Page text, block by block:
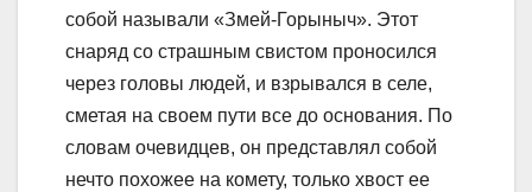
собой называли «Змей-Горыныч». Этот
снаряд со страшным свистом проносился
через головы людей, и взрывался в селе,
сметая на своем пути все до основания. По
словам очевидцев, он представлял собой
нечто похожее на комету, только хвост ее